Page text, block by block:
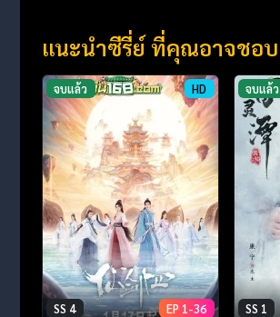
แนะนำซีรี่ย์ ที่คุณอาจชอบ
จบแล้ว HD
SS 4 EP 1-36
จบแล้ว
SS 1